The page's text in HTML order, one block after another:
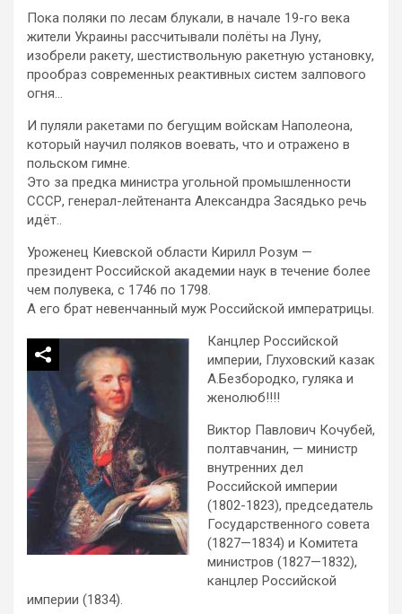
Пока поляки по лесам блукали, в начале 19-го века
жители Украины рассчитывали полёты на Луну,
изобрели ракету, шестиствольную ракетную установку,
прообраз современных реактивных систем залпового
огня…
И пуляли ракетами по бегущим войскам Наполеона,
который научил поляков воевать, что и отражено в
польском гимне.
Это за предка министра угольной промышленности
СССР, генерал-лейтенанта Александра Засядько речь
идёт..
Уроженец Киевской области Кирилл Розум —
президент Российской академии наук в течение более
чем полувека, с 1746 по 1798.
А его брат невенчанный муж Российской императрицы.
Канцлер Российской
империи, Глуховский казак
А.Безбородко, гуляка и
женолюб!!!!
Виктор Павлович Кочубей,
полтавчанин, — министр
внутренних дел
Российской империи
(1802-1823), председатель
Государственного совета
(1827—1834) и Комитета
министров (1827—1832),
канцлер Российской
империи (1834).